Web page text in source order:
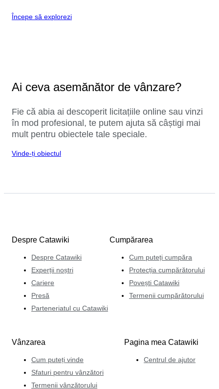
Începe să explorezi
Ai ceva asemănător de vânzare?
Fie că abia ai descoperit licitațiile online sau vinzi
în mod profesional, te putem ajuta să câștigi mai
mult pentru obiectele tale speciale.
Vinde-ți obiectul
Despre Catawiki
Despre Catawiki
Experții noștri
Cariere
Presă
Parteneriatul cu Catawiki
Cumpărarea
Cum puteți cumpăra
Protecția cumpărătorului
Povești Catawiki
Termenii cumpărătorului
Vânzarea
Cum puteți vinde
Sfaturi pentru vânzători
Termenii vânzătorului
Pagina mea Catawiki
Centrul de ajutor